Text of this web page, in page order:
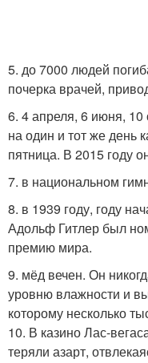
5. до 7000 людей
почерка врачей,
6. 4 апреля, 6 июня,
на один и тот же день
пятница. В 2015 году
7. в национальном
8. в 1939 году, году
Адольф Гитлер был
премию мира.
9. мёд вечен. Он
уровню влажности и
которому несколько
10. В казино Лас-
теряли азарт,